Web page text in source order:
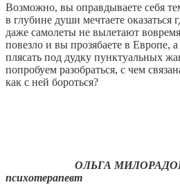
Возможно, вы оправдываете себя
в глубине души мечтаете оказаться
даже самолеты не вылетают
повезло и вы прозябаете в Европе,
плясать под дудку пунктуальных
попробуем разобраться, с чем
как с ней бороться?
ОЛЬГА
психотерапевт